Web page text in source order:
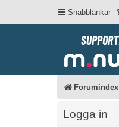
Snabblänkar
Forumindex
Logga in